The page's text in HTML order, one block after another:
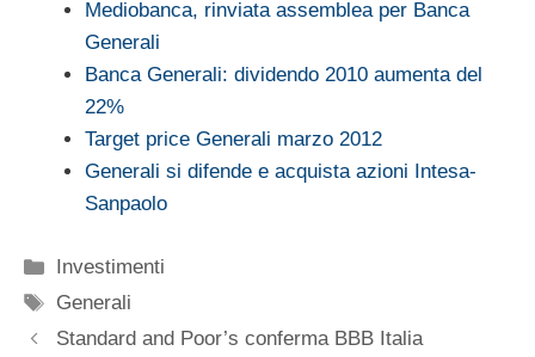
Mediobanca, rinviata assemblea per Banca
Generali
Banca Generali: dividendo 2010 aumenta del
22%
Target price Generali marzo 2012
Generali si difende e acquista azioni Intesa-
Sanpaolo
Categorie
Investimenti
Tag
Generali
Standard and Poor’s conferma BBB Italia